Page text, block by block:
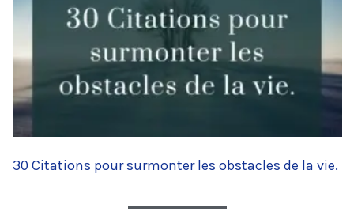
30 Citations pour surmonter les obstacles de la vie.